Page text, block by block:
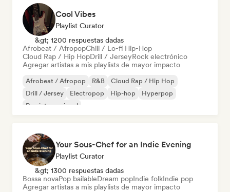
Cool Vibes
Playlist Curator
&gt; 1200 respuestas dadas
Afrobeat / AfropopChill / Lo-fi Hip-Hop
Cloud Rap / Hip HopDrill / JerseyRock electrónico
Agregar artistas a mis playlists de mayor impacto
Afrobeat / Afropop R&B
Cloud Rap / Hip Hop
Drill / Jersey
Electropop Hip-hop
Hyperpop
Rap internacional
Your Sous-Chef for an Indie Evening
Playlist Curator
&gt; 1300 respuestas dadas
Bossa novaPop bailableDream popIndie folkIndie pop
Agregar artistas a mis playlists de mayor impacto